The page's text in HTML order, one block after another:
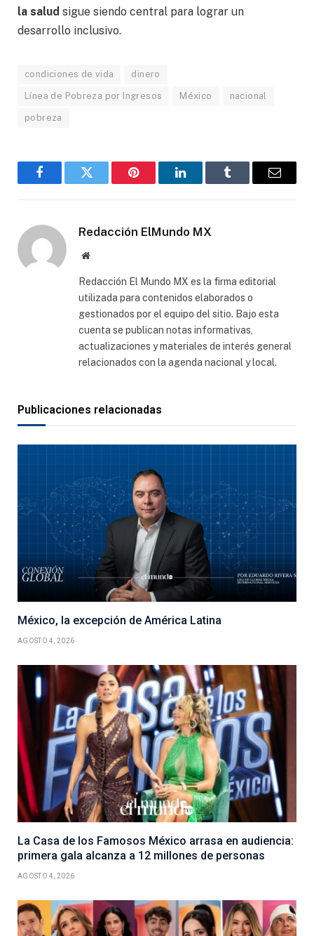
la salud sigue siendo central para lograr un
desarrollo inclusivo.
condiciones de vida dinero
Línea de Pobreza por Ingresos México nacional
pobreza
FacebookGorjeo Pinterest LinkedInTumblr
Correo
Redacción ElMundo MX
Sitio
Redacción El Mundo MX es la firma editorial
utilizada para contenidos elaborados o
gestionados por el equipo del sitio. Bajo esta
cuenta se publican notas informativas,
actualizaciones y materiales de interés general
relacionados con la agenda nacional y local.
Publicaciones relacionadas
México, la excepción de América Latina
AGOSTO 4, 2026
La Casa de los Famosos México arrasa en audiencia:
primera gala alcanza a 12 millones de personas
AGOSTO 4, 2026